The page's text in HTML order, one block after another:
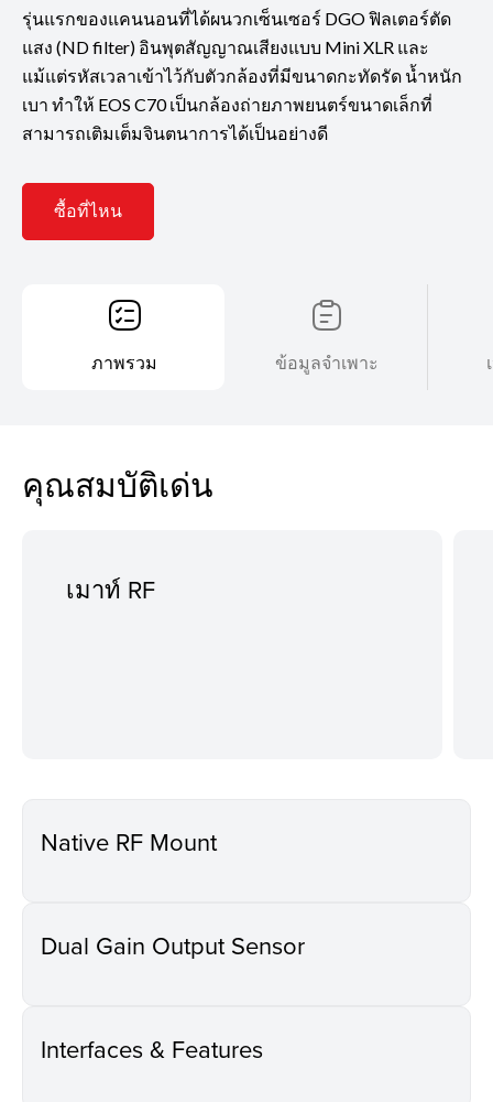
รุ่นแรกของแคนนอนที่ได้ผนวกเซ็นเซอร์ DGO ฟิลเตอร์ตัด
แสง (ND filter) อินพุตสัญญาณเสียงแบบ Mini XLR และ
แม้แต่รหัสเวลาเข้าไว้กับตัวกล้องที่มีขนาดกะทัดรัด น้ำหนัก
เบา ทำให้ EOS C70 เป็นกล้องถ่ายภาพยนตร์ขนาดเล็กที่
สามารถเติมเต็มจินตนาการได้เป็นอย่างดี
ซื้อที่ไหน
ภาพรวม ข้อมูลจำเพาะ
คุณสมบัติเด่น
เมาท์ RF
Native RF Mount
Dual Gain Output Sensor
Interfaces & Features